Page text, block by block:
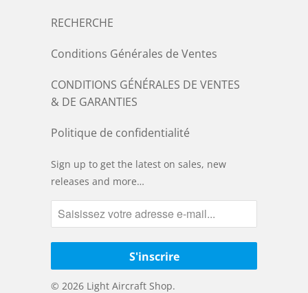
RECHERCHE
Conditions Générales de Ventes
CONDITIONS GÉNÉRALES DE VENTES
& DE GARANTIES
Politique de confidentialité
Sign up to get the latest on sales, new
releases and more…
© 2026 Light Aircraft Shop.